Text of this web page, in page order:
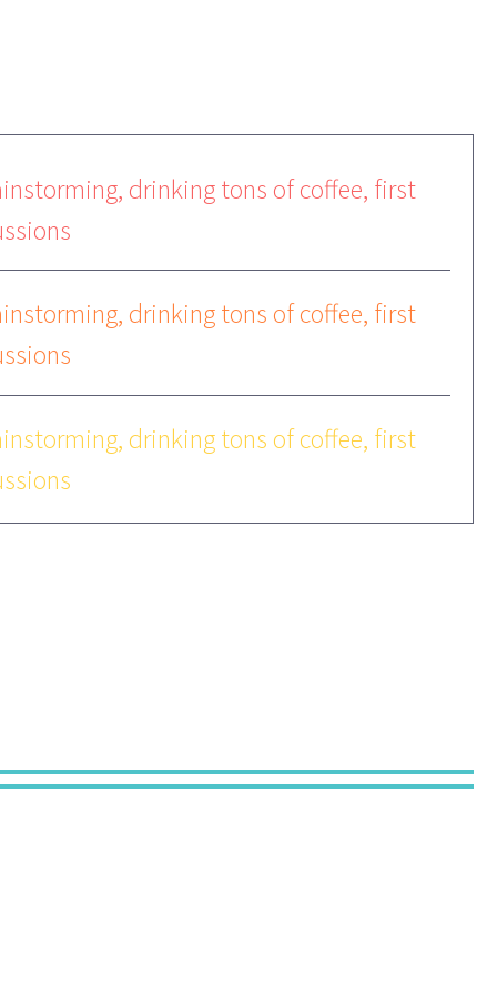
drinking tons of coffee, first
drinking tons of coffee, first
drinking tons of coffee, first